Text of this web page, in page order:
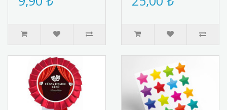
Öğrencilere ve katılımcıl..
seti. Yüksek kaliteli meta..